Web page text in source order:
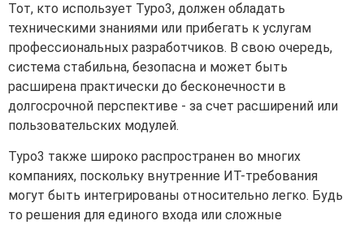
Тот, кто использует Typo3, должен обладать
техническими знаниями или прибегать к услугам
профессиональных разработчиков. В свою очередь,
система стабильна, безопасна и может быть
расширена практически до бесконечности в
долгосрочной перспективе - за счет расширений или
пользовательских модулей.
Typo3 также широко распространен во многих
компаниях, поскольку внутренние ИТ-требования
могут быть интегрированы относительно легко. Будь
то решения для единого входа или сложные